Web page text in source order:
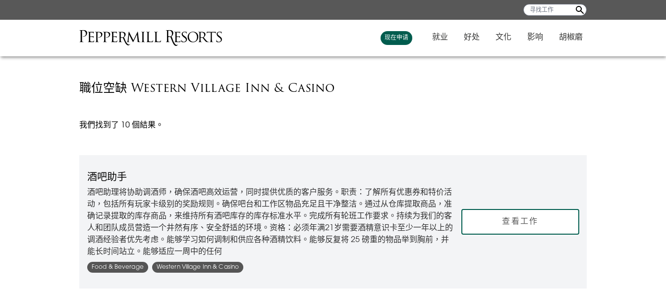
现在申请 就业 好处 文化 影响 胡椒磨
職位空缺 Western Village Inn & Casino
我們找到了 10 個結果。
酒吧助手
酒吧助理将协助调酒师，确保酒吧高效运营，同时提供优质的客户服务。职责：了解所有优惠券和特价活
动，包括所有玩家卡级别的奖励规则。确保吧台和工作区物品充足且干净整洁。通过从仓库提取商品，准
确记录提取的库存商品，来维持所有酒吧库存的库存标准水平。完成所有轮班工作要求。持续为我们的客
人和团队成员营造一个井然有序、安全舒适的环境。资格：必须年满21岁需要酒精意识卡至少一年以上的
调酒经验者优先考虑。能够学习如何调制和供应各种酒精饮料。能够反复将 25 磅重的物品举到胸前，并
能长时间站立。能够适应一周中的任何
Food & Beverage Western Village Inn & Casino
查看工作